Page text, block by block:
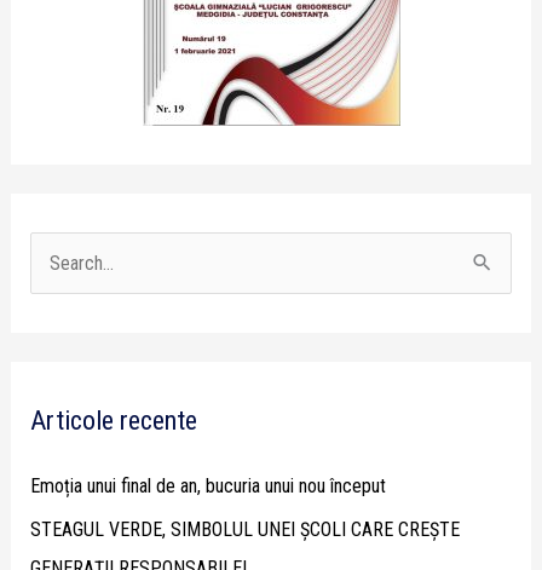
c
o
Articole recente
Emoția unui final de an, bucuria unui nou început
STEAGUL VERDE, SIMBOLUL UNEI ȘCOLI CARE CREȘTE